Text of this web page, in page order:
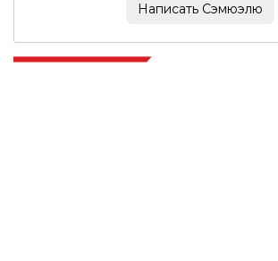
Написать Сэмюэлю